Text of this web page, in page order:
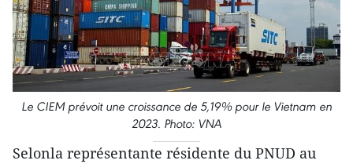
Le CIEM prévoit une croissance de 5,19% pour le Vietnam en
2023. Photo: VNA
Selonla représentante résidente du PNUD au